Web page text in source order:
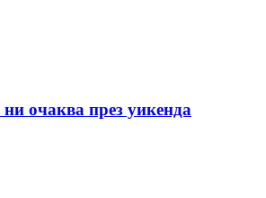
очаква през уикенда